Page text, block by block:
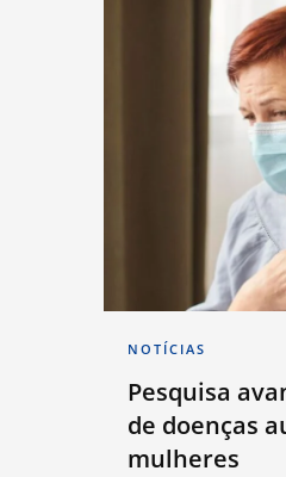
NOTÍCIAS
Pesquisa
de doenças
mulheres